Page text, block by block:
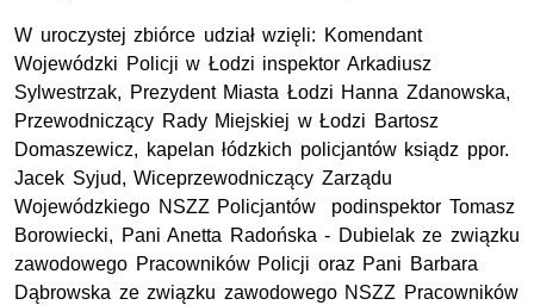
W uroczystej zbiórce udział wzięli: Komendant
Wojewódzki Policji w Łodzi inspektor Arkadiusz
Sylwestrzak, Prezydent Miasta Łodzi Hanna Zdanowska,
Przewodniczący Rady Miejskiej w Łodzi Bartosz
Domaszewicz, kapelan łódzkich policjantów ksiądz ppor.
Jacek Syjud, Wiceprzewodniczący Zarządu
Wojewódzkiego NSZZ Policjantów podinspektor Tomasz
Borowiecki, Pani Anetta Radońska - Dubielak ze związku
zawodowego Pracowników Policji oraz Pani Barbara
Dąbrowska ze związku zawodowego NSZZ Pracowników